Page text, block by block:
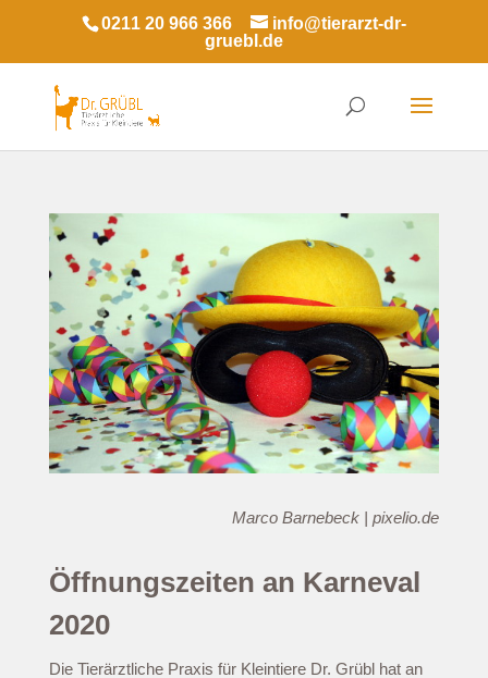
0211 20 966 366
info@tierarzt-dr-
gruebl.de
Marco Barnebeck | pixelio.de
Öffnungszeiten an Karneval
2020
Die Tierärztliche Praxis für Kleintiere Dr. Grübl hat an